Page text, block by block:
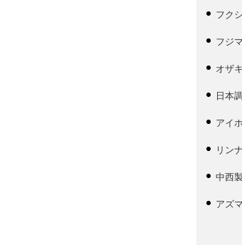
フク
フジ
オザキ
日本
アイ
リン
中西
アズマ